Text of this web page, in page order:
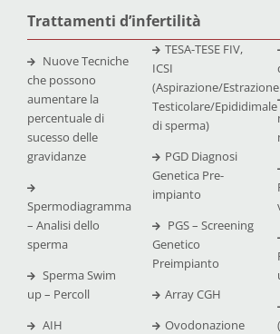
Trattamenti d’infertilità
Nuove Tecniche
che possono
aumentare la
percentuale di
sucesso delle
gravidanze
Spermodiagramma
– Analisi dello
sperma
Sperma Swim
up – Percoll
AIH
TESA-TESE FIV,
ICSI
(Aspirazione/Estrazione
Testicolare/Epididimale
di sperma)
PGD Diagnosi
Genetica Pre-
impianto
PGS – Screening
Genetico
Preimpianto
Array CGH
Ovodonazione